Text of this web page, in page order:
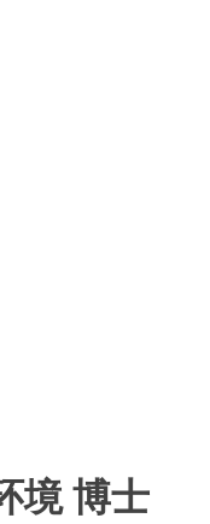
境 博士